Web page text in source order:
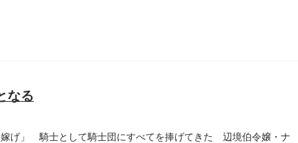
なる
嫁げ」 騎士として騎士団にすべてを捧げてきた 辺境伯令嬢・ナ